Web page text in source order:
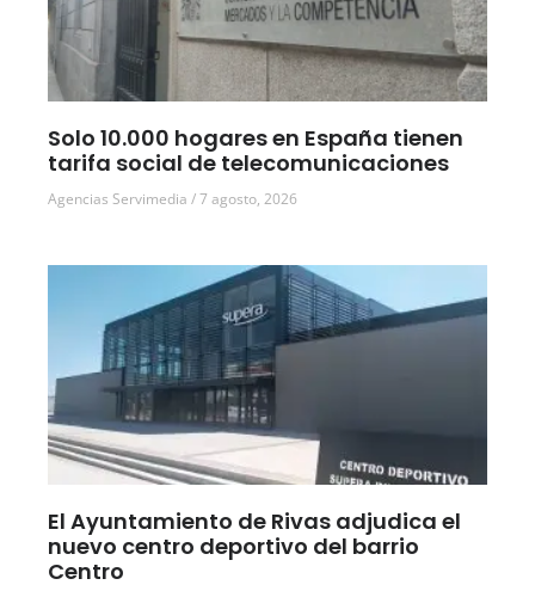
Solo 10.000 hogares en España tienen
tarifa social de telecomunicaciones
Agencias Servimedia 7 agosto, 2026
El Ayuntamiento de Rivas adjudica el
nuevo centro deportivo del barrio
Centro